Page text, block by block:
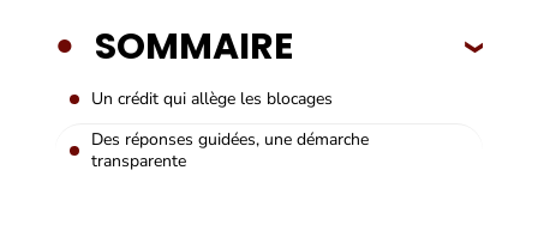
SOMMAIRE
Un crédit qui allège les blocages
Des réponses guidées, une démarche
transparente